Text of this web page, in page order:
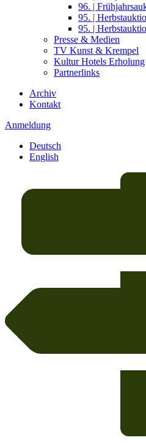
96. |
95. |
95. |
Presse & Medien
TV Kunst & Krempel
Kultur Hotels Erholung
Partnerlinks
Archiv
Kontakt
Anmeldung
Deutsch
English